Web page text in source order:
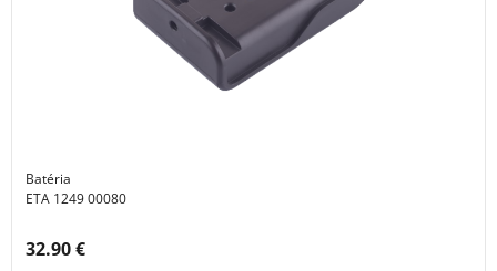
Batéria
ETA 1249 00080
Cena s DPH:
32.90 €